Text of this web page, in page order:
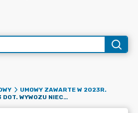
UMOWY ZAWARTE W 2023R.
UMOWA NR 304/2023 DOT. WYWOZU NIECZYSTOŚCI CIEKŁYCH BYTOWYCH ZE ŚWIETLICY WIEJSKIEJ WE WSI GRABÓWIEC